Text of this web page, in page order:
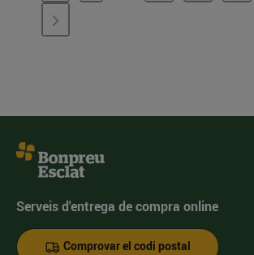
Serveis d'entrega de compra online
Comprovar el codi postal